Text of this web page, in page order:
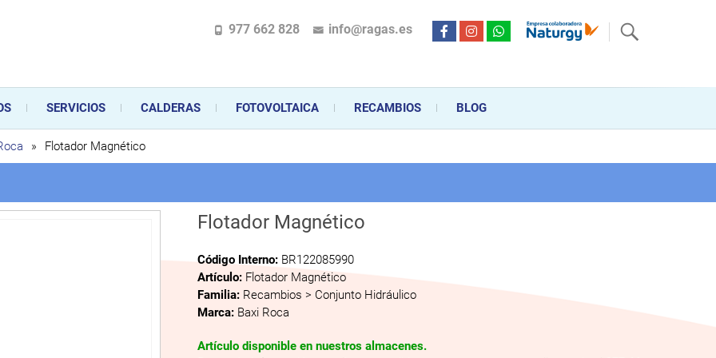
en la instalación, comercialización y mantenimiento de gas y electricidad desde hace más de 20 años . Acompañamos al cliente
aparatos de gas, climatización o electrodomésticos, desde el asesoramiento personalizado en la venta, montaje y reparación, hasta la
977 662 828 info@ragas.es
SERVICIOS CALDERAS FOTOVOLTAICA RECAMBIOS BLOG
» Flotador Magnético
Flotador Magnético
Código Interno: BR122085990
Artículo: Flotador Magnético
Familia: Recambios > Conjunto Hidráulico
Marca: Baxi Roca
Artículo disponible en nuestros almacenes.